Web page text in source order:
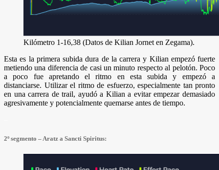
Kilómetro 1-16,38 (Datos de Kilian Jornet en Zegama).
Esta es la primera subida dura de la carrera y Kilian empezó fuerte
metiendo una diferencia de casi un minuto respecto al pelotón. Poco
a poco fue apretando el ritmo en esta subida y empezó a
distanciarse. Utilizar el ritmo de esfuerzo, especialmente tan pronto
en una carrera de trail, ayudó a Kilian a evitar empezar demasiado
agresivamente y potencialmente quemarse antes de tiempo.
2º segmento – Aratz a Sancti Spiritus: